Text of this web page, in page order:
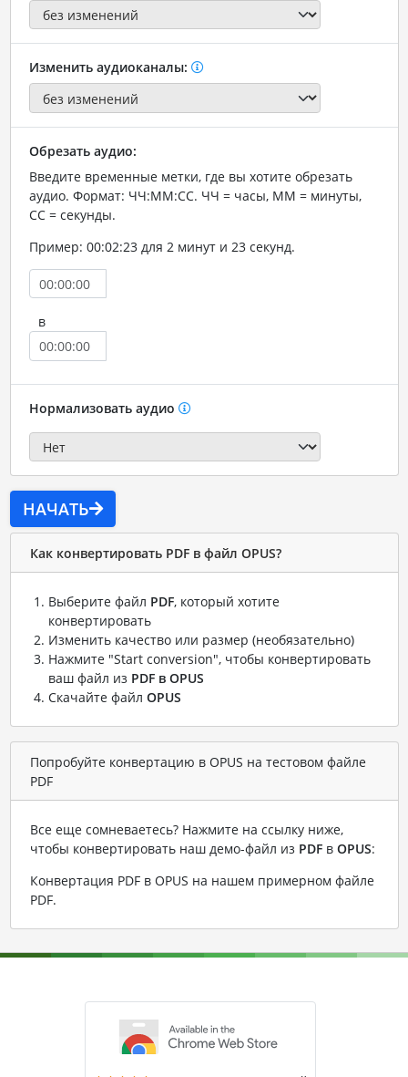
Изменить аудиоканалы:
Обрезать аудио:
Введите временные метки, где вы хотите обрезать
аудио. Формат: ЧЧ:ММ:СС. ЧЧ = часы, ММ = минуты,
СС = секунды.
Пример: 00:02:23 для 2 минут и 23 секунд.
в
Нормализовать аудио
НАЧАТЬ
Как конвертировать PDF в файл OPUS?
Выберите файл PDF, который хотите
конвертировать
Изменить качество или размер (необязательно)
Нажмите "Start conversion", чтобы конвертировать
ваш файл из PDF в OPUS
Скачайте файл OPUS
Попробуйте конвертацию в OPUS на тестовом файле
PDF
Все еще сомневаетесь? Нажмите на ссылку ниже,
чтобы конвертировать наш демо-файл из PDFв OPUS:
Конвертация PDF в OPUS на нашем примерном файле
PDF.